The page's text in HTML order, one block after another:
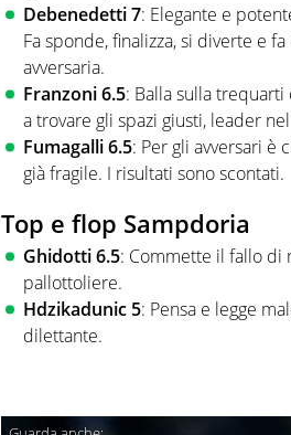
Debenedetti 7: Elegante e
Fa sponde, finalizza, si diverte e
avversaria.
Franzoni 6.5: Balla sulla
a trovare gli spazi giusti, leader
Fumagalli 6.5: Per gli avversari è
già fragile. I risultati sono scontati.
Top e flop Sampdoria
Ghidotti 6.5: Commette il fallo di
pallottoliere.
Hdzikadunic 5: Pensa e legge
dilettante.